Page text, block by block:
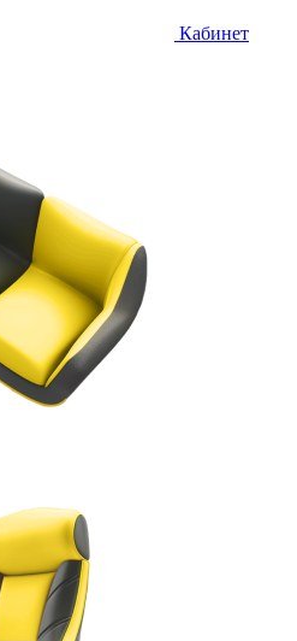
Кабинет